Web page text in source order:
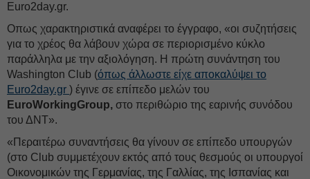
Euro2day.gr.
Οπως χαρακτηριστικά αναφέρει το έγγραφο, «οι συζητήσεις
για το χρέος θα λάβουν χώρα σε περιορισμένο κύκλο
παράλληλα με την αξιολόγηση. Η πρώτη συνάντηση του
Washington Club (όπως άλλωστε είχε αποκαλύψει το
Euro2day.gr ) έγινε σε επίπεδο μελών του
EuroWorkingGroup, στο περιθώριο της εαρινής συνόδου
του ΔΝΤ».
«Περαιτέρω συναντήσεις θα γίνουν σε επίπεδο υπουργών
(στο Club συμμετέχουν εκτός από τους θεσμούς οι υπουργοί
Οικονομικών της Γερμανίας, της Γαλλίας, της Ισπανίας και